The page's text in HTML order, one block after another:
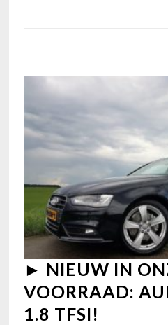
► NIEUW IN
VOORRAAD:
1.8 TFSI!